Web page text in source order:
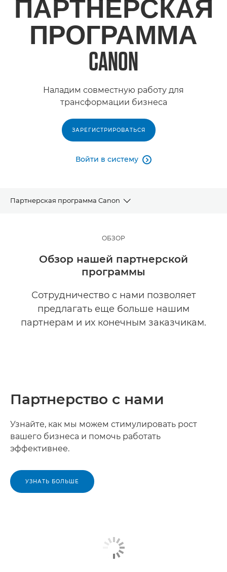
ПАРТНЕРСКАЯ
ПРОГРАММА
CANON
Наладим совместную работу для
трансформации бизнеса
ЗАРЕГИСТРИРОВАТЬСЯ
Войти в систему 
Партнерская программа Canon
Работайте с нашими партнерами
Уже являетесь партнером?
Разработки с Canon
ОБЗОР
Обзор нашей партнерской
программы
Сотрудничество с нами позволяет
предлагать еще больше нашим
партнерам и их конечным заказчикам.
Партнерство с нами
Узнайте, как мы можем стимулировать рост
вашего бизнеса и помочь работать
эффективнее.
УЗНАТЬ БОЛЬШЕ